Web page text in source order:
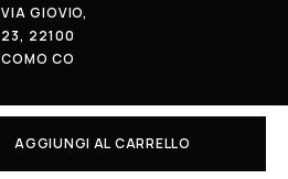
AGGIUNGI AL CARRELLO
VIA GIOVIO,
23, 22100
COMO CO